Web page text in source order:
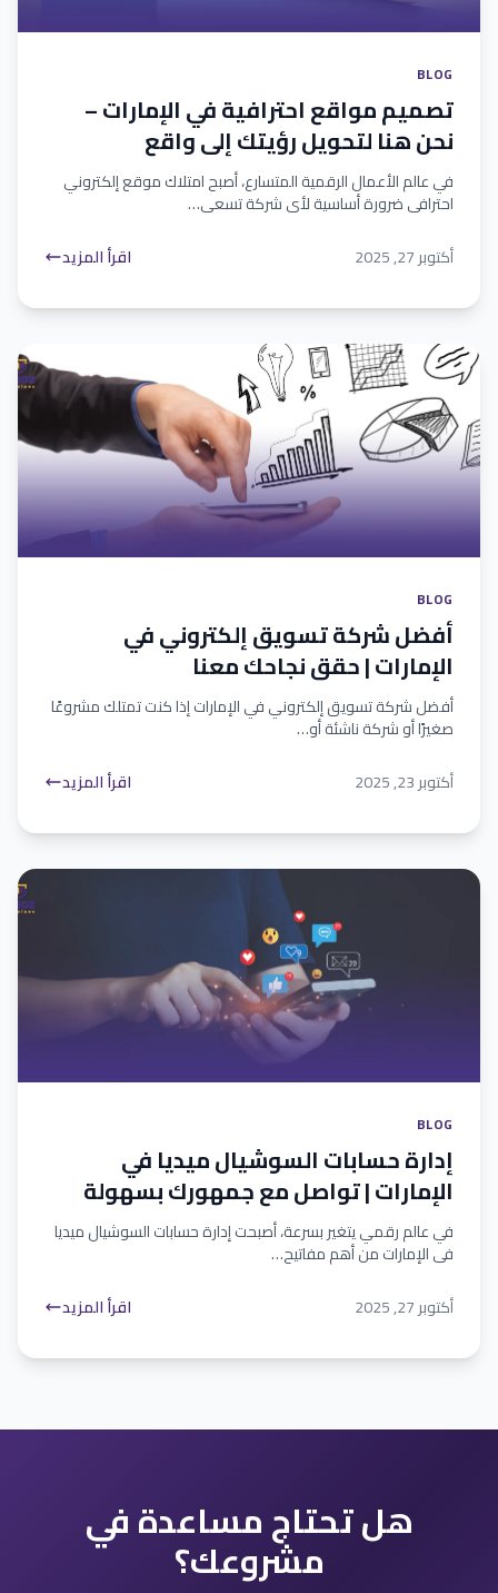
BLOG
تصميم مواقع احترافية في الإمارات –
نحن هنا لتحويل رؤيتك إلى واقع
في عالم الأعمال الرقمية المتسارع، أصبح امتلاك موقع إلكتروني
احترافي ضرورة أساسية لأي شركة تسعى…
أكتوبر 27, 2025
اقرأ المزيد
BLOG
أفضل شركة تسويق إلكتروني في
الإمارات | حقق نجاحك معنا
أفضل شركة تسويق إلكتروني في الإمارات إذا كنت تمتلك مشروعًا
صغيرًا أو شركة ناشئة أو…
أكتوبر 23, 2025
اقرأ المزيد
BLOG
إدارة حسابات السوشيال ميديا في
الإمارات | تواصل مع جمهورك بسهولة
في عالم رقمي يتغير بسرعة، أصبحت إدارة حسابات السوشيال ميديا
في الإمارات من أهم مفاتيح…
أكتوبر 27, 2025
اقرأ المزيد
هل تحتاج مساعدة في
مشروعك؟